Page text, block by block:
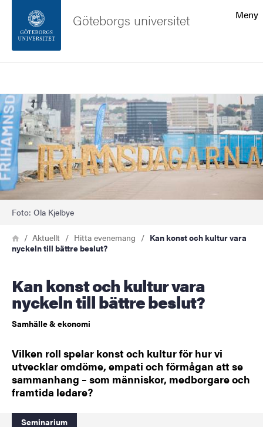
Sidfoten
Om webbplatsen
Meny
Göteborgs universitet
Bild
Foto: Ola Kjelbye
Länkstig
HemAktuellt Hitta evenemang
Kan konst och kultur vara
nyckeln till bättre beslut?
Kan konst och kultur vara
nyckeln till bättre beslut?
Samhälle & ekonomi
Vilken roll spelar konst och kultur för hur vi
utvecklar omdöme, empati och förmågan att se
sammanhang – som människor, medborgare och
framtida ledare?
Seminarium